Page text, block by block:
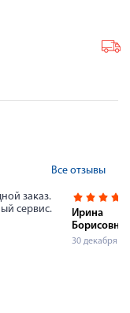
Все отзывы
заказ.
сервис.
Ирина
Борисовна
30 декабря